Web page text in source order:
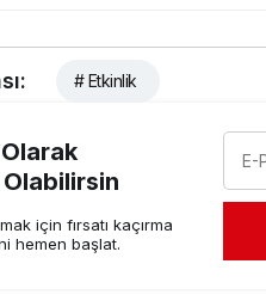
# Etkinlik
için fırsatı kaçırma
hemen başlat.